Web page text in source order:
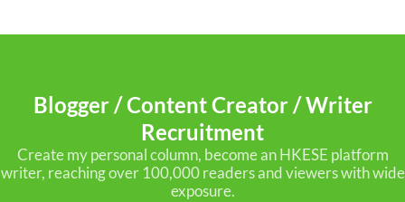
Blogger / Content Creator / Writer
Recruitment
Create my personal column, become an HKESE platform
writer, reaching over 100,000 readers and viewers with wide
exposure.